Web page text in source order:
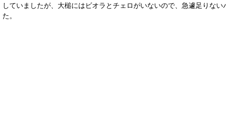
していましたが、大槌にはビオラとチェロがいないので、急遽足りな
た。